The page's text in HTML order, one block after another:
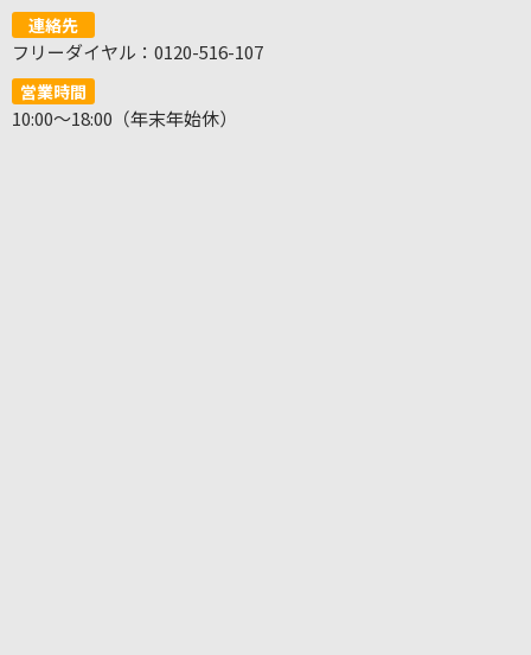
連絡先
フリーダイヤル：0120-516-107
営業時間
10:00～18:00（年末年始休）